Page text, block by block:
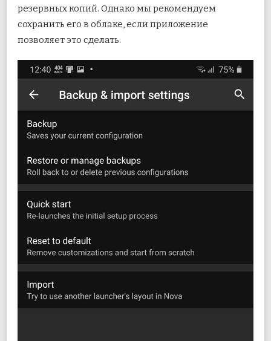
резервных копий. Однако мы рекомендуем
сохранить его в облаке, если приложение
позволяет это сделать.